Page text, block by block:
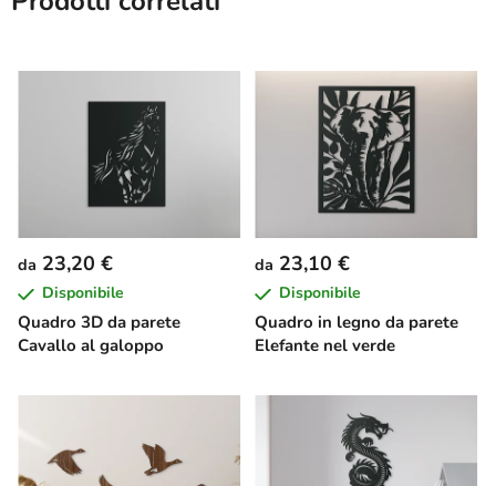
Quadro 3D da parete
Cavallo al galoppo
da 23,20 €
Disponibile
Quadro in legno da parete
Elefante nel verde
da 23,10 €
Disponibile